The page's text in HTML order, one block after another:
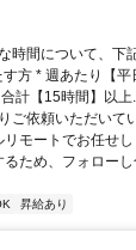
時間について、下
す方 * 週あたり【
計【15時間】以上
ご依頼いただいて
モートでお任せ
ため、フォロー
昇給あり